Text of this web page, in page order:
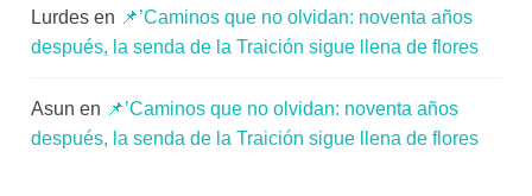
Lurdes en 📌’Caminos que no olvidan: noventa años
después, la senda de la Traición sigue llena de flores
Asun en 📌’Caminos que no olvidan: noventa años
después, la senda de la Traición sigue llena de flores